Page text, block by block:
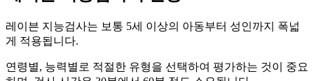
레이븐 지능검사는 보통 5세 이상의 아동부터 성인까지 폭넓
게 적용됩니다.
연령별, 능력별로 적절한 유형을 선택하여 평가하는 것이 중요